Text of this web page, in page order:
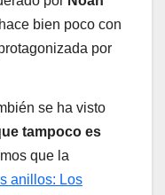
bien poco con
por
se ha visto
tampoco es
que la
anillos: Los